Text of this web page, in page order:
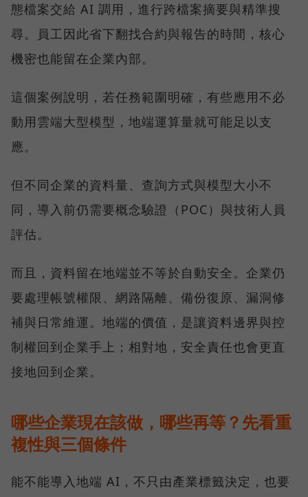
態檔案交給 AI 調用，進行跨檔案摘要與精準搜
尋。員工因此省下翻找合約與報告的時間，核心
機密也能留在企業內部。
這個案例說明，若任務範圍明確，有些應用不必
動用雲端大型模型，地端運算量就可能足以支
應。
但不同企業的資料量、查詢方式與模型大小不
同，導入前仍需要概念驗證（POC）與技術人員
評估。
而且，資料留在地端並不等於自動安全。企業仍
要處理帳號權限、網路隔離、備份復原、漏洞修
補與日常維運。地端的價值，是讓資料邊界與控
制權回到企業手上；相對地，安全責任也會更直
接地回到企業。
哪些企業現在該做，哪些再等？先看重
複性與三個條件
能不能導入地端 AI，不只由產業標籤決定，也要